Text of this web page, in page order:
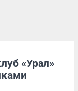
«Урал»